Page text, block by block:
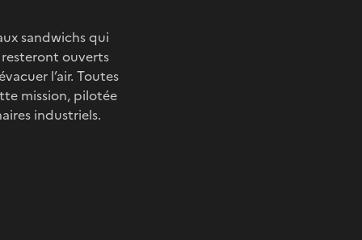
sandwichs qui
ouverts
l’air. Toutes
mission, pilotée
industriels.